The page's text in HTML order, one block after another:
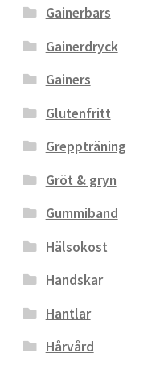
Gainerbars
Gainerdryck
Gainers
Glutenfritt
Greppträning
Gröt & gryn
Gummiband
Hälsokost
Handskar
Hantlar
Hårvård